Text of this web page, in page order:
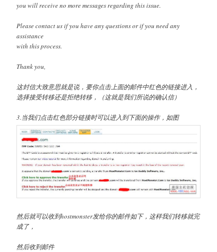
you will receive no more messages regarding this issue.
Please contact us if you have any questions or if you need any
assistance
with this process.
Thank you,
这封信大致意思就是说，要你点击上面的邮件中红色的链接进入，
选择接受转移还是拒绝转移，（这就是我们所说的确认信）
3.当我们点击红色部分链接时可以进入到下面的操作，如图
然后就可以收到hostmonster发给你的邮件如下，这样我们转移就完
成了，
然后收到邮件